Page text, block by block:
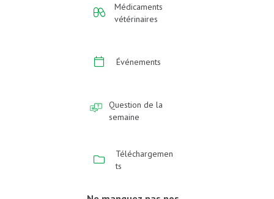
Médicaments
vétérinaires
Événements
Question de la
semaine
Téléchargemen
ts